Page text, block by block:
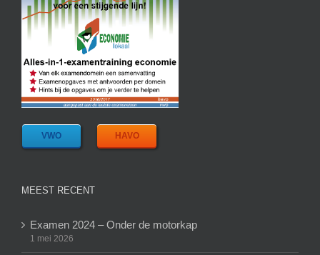
VWO HAVO
MEEST RECENT
Examen 2024 – Onder de motorkap
1 mei 2026